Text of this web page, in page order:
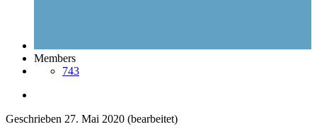
Members
743
Geschrieben 27. Mai 2020 (bearbeitet)